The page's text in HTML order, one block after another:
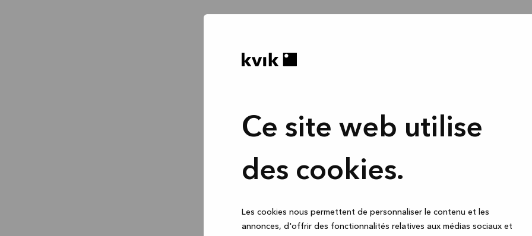
Ce site web utilise
des cookies.
Les cookies nous permettent de personnaliser le contenu et les
annonces, d'offrir des fonctionnalités relatives aux médias sociaux et